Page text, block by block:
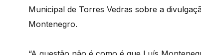
Municipal de Torres Vedras sobre a
Montenegro.